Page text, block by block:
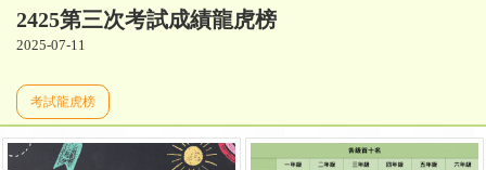
2425第三次考試成績龍虎榜
2025-07-11
考試龍虎榜